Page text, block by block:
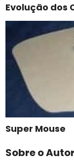
Evolução dos
Super Mouse
Sobre o Autor